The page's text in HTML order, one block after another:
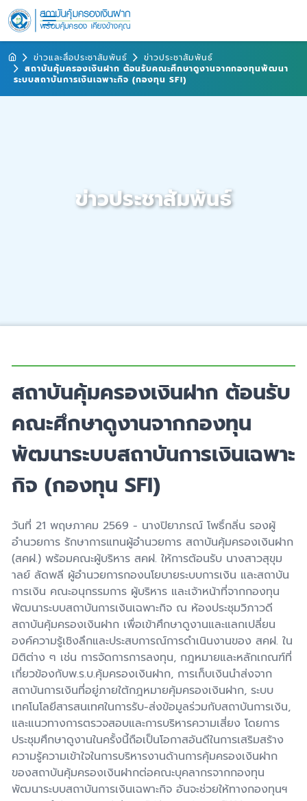
ข่าวและสื่อประชาสัมพันธ์
ข่าวประชาสัมพันธ์
สถาบันคุ้มครองเงินฝาก ต้อนรับคณะศึกษาดูงานจากกองทุนพัฒนา
ระบบสถาบันการเงินเฉพาะกิจ (กองทุน SFI)
ข่าวประชาสัมพันธ์
สถาบันคุ้มครองเงินฝาก ต้อนรับ
คณะศึกษาดูงานจากกองทุน
พัฒนาระบบสถาบันการเงินเฉพาะ
กิจ (กองทุน SFI)
วันที่ 21 พฤษภาคม 2569 - นางปิยาภรณ์ โพธิ์กลิ่น รองผู้
อำนวยการ รักษาการแทนผู้อำนวยการ สถาบันคุ้มครองเงินฝาก
(สคฝ.) พร้อมคณะผู้บริหาร สคฝ. ให้การต้อนรับ นางสาวสุขุม
าลย์ ลัดพลี ผู้อำนวยการกองนโยบายระบบการเงิน และสถาบัน
การเงิน คณะอนุกรรมการ ผู้บริหาร และเจ้าหน้าที่จากกองทุน
พัฒนาระบบสถาบันการเงินเฉพาะกิจ ณ ห้องประชุมวิภาวดี
สถาบันคุ้มครองเงินฝาก เพื่อเข้าศึกษาดูงานและแลกเปลี่ยน
องค์ความรู้เชิงลึกและประสบการณ์การดำเนินงานของ สคฝ. ใน
มิติต่าง ๆ เช่น การจัดการการลงทุน, กฎหมายและหลักเกณฑ์ที่
เกี่ยวข้องกับพ.ร.บ.คุ้มครองเงินฝาก, การเก็บเงินนำส่งจาก
สถาบันการเงินที่อยู่ภายใต้กฎหมายคุ้มครองเงินฝาก, ระบบ
เทคโนโลยีสารสนเทศในการรับ-ส่งข้อมูลร่วมกับสถาบันการเงิน,
และแนวทางการตรวจสอบและการบริหารความเสี่ยง โดยการ
ประชุมศึกษาดูงานในครั้งนี้ถือเป็นโอกาสอันดีในการเสริมสร้าง
ความรู้ความเข้าใจในการบริหารงานด้านการคุ้มครองเงินฝาก
ของสถาบันคุ้มครองเงินฝากต่อคณะบุคลากรจากกองทุน
พัฒนาระบบสถาบันการเงินเฉพาะกิจ อันจะช่วยให้ทางกองทุนฯ